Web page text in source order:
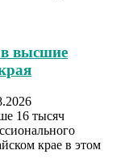
высшие
16 тысяч
крае в этом